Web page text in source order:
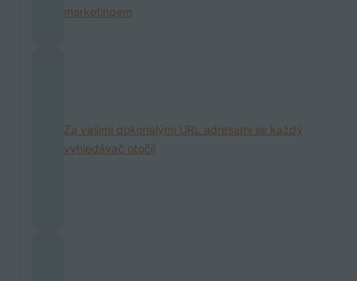
marketingem
Za vašimi dokonalými URL adresami se každý
vyhledávač otočí!